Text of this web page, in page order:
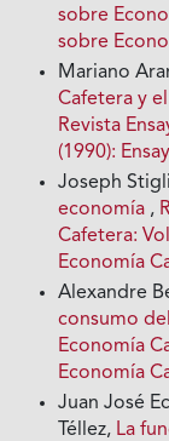
sobre
sobre
Mariano
Cafetera y
Revista
(1990):
Joseph
economía ,
Cafetera:
Economía
Alexandre
consumo
Economía
Economía
Juan José
Téllez, La